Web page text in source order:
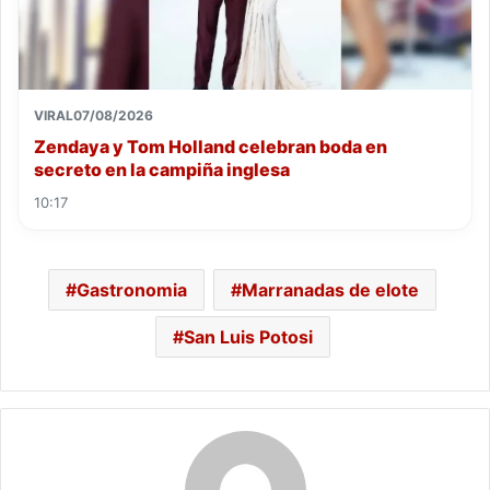
VIRAL07/08/2026
Zendaya y Tom Holland celebran boda en
secreto en la campiña inglesa
10:17
Gastronomia Marranadas de elote
San Luis Potosi